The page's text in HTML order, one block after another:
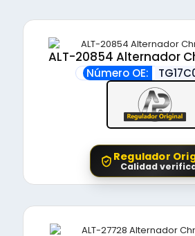
ALT-20854 Alternador
Número OE:
Regulador
Calidad